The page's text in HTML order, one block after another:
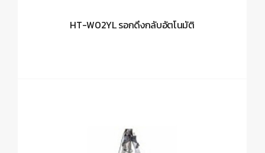
HT-W02YL รอกดึงกลับอัตโนมัติ